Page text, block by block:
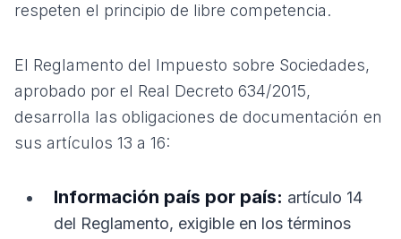
respeten el principio de libre competencia.
El Reglamento del Impuesto sobre Sociedades,
aprobado por el Real Decreto 634/2015,
desarrolla las obligaciones de documentación en
sus artículos 13 a 16:
Información país por país: artículo 14
del Reglamento, exigible en los términos